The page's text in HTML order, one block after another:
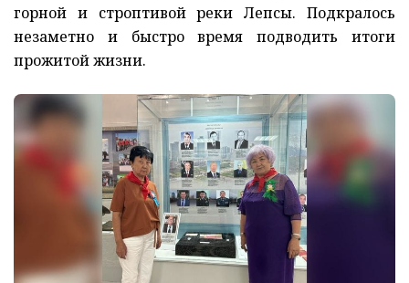
горной и строптивой реки Лепсы. Подкралось
незаметно и быстро время подводить итоги
прожитой жизни.